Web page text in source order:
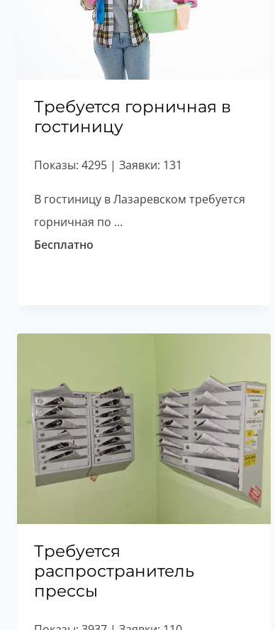
Требуется горничная в
гостиницу
Показы: 4295 | Заявки: 131
В гостиницу в Лазаревском требуется
горничная по ...
Бесплатно
Требуется
распространитель
прессы